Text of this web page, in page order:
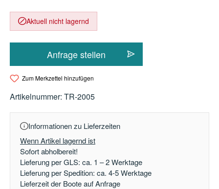
Aktuell nicht lagernd
Anfrage stellen
Zum Merkzettel hinzufügen
Artikelnummer: TR-2005
Informationen zu Lieferzeiten
Wenn Artikel lagernd ist
Sofort abholbereit!
Lieferung per GLS: ca. 1 – 2 Werktage
Lieferung per Spedition: ca. 4-5 Werktage
Lieferzeit der Boote auf Anfrage